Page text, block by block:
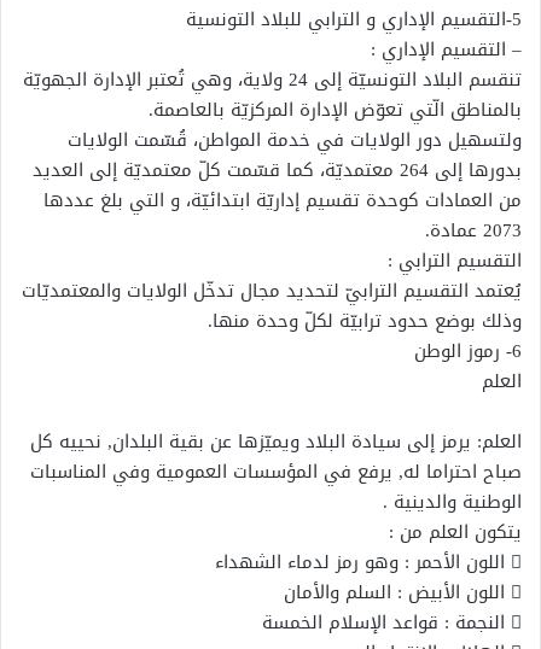
5-التقسيم الإداري و الترابي للبلاد التونسية
– التقسيم الإداري :
تنقسم البلاد التونسيّة إلى 24 ولاية، وهي تُعتبر الإدارة الجهويّة
بالمناطق الّتي تعوّض الإدارة المركزيّة بالعاصمة.
ولتسهيل دور الولايات في خدمة المواطن، قُسّمت الولايات
بدورها إلى 264 معتمديّة، كما قسّمت كلّ معتمديّة إلى العديد
من العمادات كوحدة تقسيم إداريّة ابتدائيّة، و التي بلغ عددها
2073 عمادة.
التقسيم الترابي :
يُعتمد التقسيم الترابيّ لتحديد مجال تدخّل الولايات والمعتمديّات
وذلك بوضع حدود ترابيّة لكلّ وحدة منها.
6- رموز الوطن
العلم
العلم: ﻳﺮﻣﺰ إﻟﻰ ﺳﻴﺎدة اﻟﺒﻼد وﻳﻤﻴّﺰﻫﺎ ﻋﻦ ﺑﻘﻴﺔ اﻟﺒﻠﺪان, ﻧﺤﻴﻴﻪ ﻛﻞ
ﺻﺒﺎح اﺣﺘﺮاﻣﺎ ﻟﻪ, ﻳﺮﻓﻊ ﻓﻲ اﻟﻤﺆﺳﺴﺎت اﻟﻌﻤﻮﻣﻴﺔ وﻓﻲ اﻟﻤﻨﺎﺳﺒﺎت
اﻟﻮﻃﻨﻴﺔ واﻟﺪﻳﻨﻴﺔ .
ﻳﺘﻜﻮن اﻟﻌﻠﻢ ﻣﻦ :
 اﻟﻠﻮن اﻷﺣﻤﺮ : وﻫﻮ رﻣﺰ ﻟﺪﻣﺎء اﻟﺸﻬﺪاء
 اﻟﻠﻮن اﻷﺑﻴﺾ : اﻟﺴﻠﻢ واﻷﻣﺎن
 اﻟﻨﺠﻤﺔ : ﻗﻮاﻋﺪ اﻹﺳﻼم اﻟﺨﻤﺴﺔ